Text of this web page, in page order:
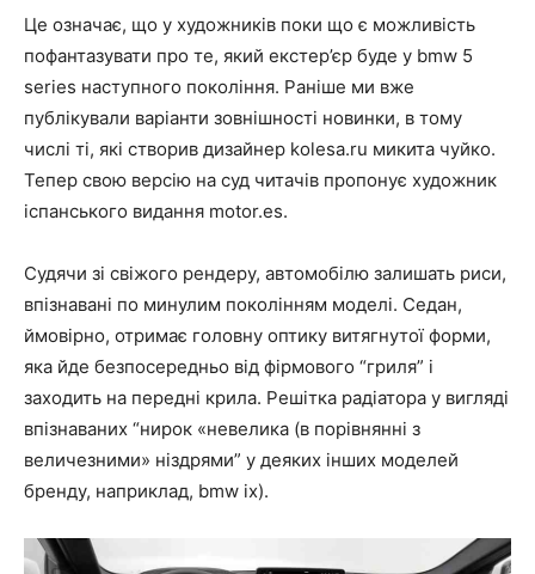
Це означає, що у художників поки що є можливість
пофантазувати про те, який екстер’єр буде у bmw 5
series наступного покоління. Раніше ми вже
публікували варіанти зовнішності новинки, в тому
числі ті, які створив дизайнер kolesa.ru микита чуйко.
Тепер свою версію на суд читачів пропонує художник
іспанського видання motor.es.
Судячи зі свіжого рендеру, автомобілю залишать риси,
впізнавані по минулим поколінням моделі. Седан,
ймовірно, отримає головну оптику витягнутої форми,
яка йде безпосередньо від фірмового “гриля” і
заходить на передні крила. Решітка радіатора у вигляді
впізнаваних “нирок «невелика (в порівнянні з
величезними» ніздрями” у деяких інших моделей
бренду, наприклад, bmw ix).